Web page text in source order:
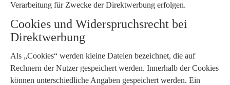
Verarbeitung für Zwecke der Direktwerbung erfolgen.
Cookies und Widerspruchsrecht bei
Direktwerbung
Als „Cookies“ werden kleine Dateien bezeichnet, die auf
Rechnern der Nutzer gespeichert werden. Innerhalb der Cookies
können unterschiedliche Angaben gespeichert werden. Ein